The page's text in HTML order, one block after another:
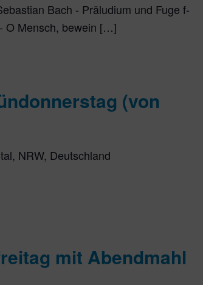
Bach - Präludium und Fuge f-
O Mensch, bewein […]
(von
NRW, Deutschland
mit Abendmahl